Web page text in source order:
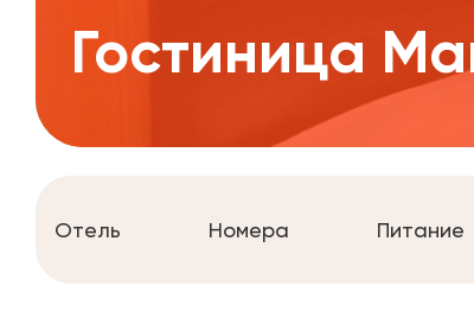
Гостиница
Отель Номера Питание